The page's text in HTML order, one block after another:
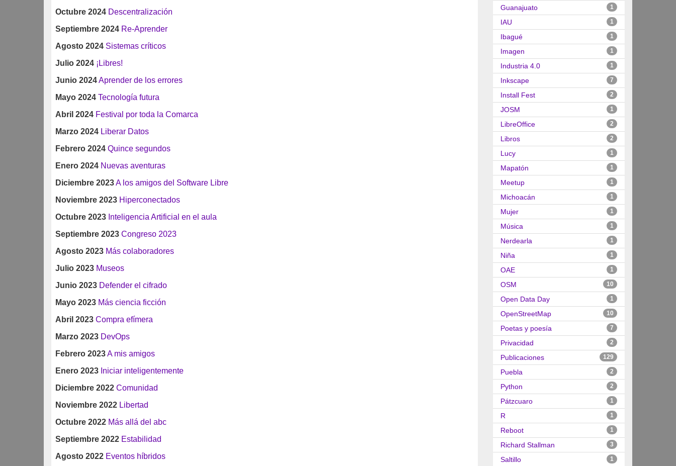
Octubre 2024 Descentralización
Septiembre 2024 Re-Aprender
Agosto 2024 Sistemas críticos
Julio 2024 ¡Libres!
Junio 2024Aprender de los errores
Mayo 2024 Tecnología futura
Abril 2024 Festival por toda la Comarca
Marzo 2024 Liberar Datos
Febrero 2024 Quince segundos
Enero 2024 Nuevas aventuras
Diciembre 2023A los amigos del Software Libre
Noviembre 2023 Hiperconectados
Octubre 2023 Inteligencia Artificial en el aula
Septiembre 2023 Congreso 2023
Agosto 2023 Más colaboradores
Julio 2023 Museos
Junio 2023 Defender el cifrado
Mayo 2023 Más ciencia ficción
Abril 2023 Compra efímera
Marzo 2023 DevOps
Febrero 2023A mis amigos
Enero 2023 Iniciar inteligentemente
Diciembre 2022 Comunidad
Noviembre 2022 Libertad
Octubre 2022 Más allá del abc
Septiembre 2022 Estabilidad
Agosto 2022 Eventos híbridos
Guanajuato 1
IAU 1
Ibagué 1
Imagen 1
Industria 4.0 1
Inkscape 7
Install Fest 2
JOSM 1
LibreOffice 2
Libros 2
Lucy 1
Mapatón 1
Meetup 1
Michoacán 1
Mujer 1
Música 1
Nerdearla 1
Niña 1
OAE 1
OSM 10
Open Data Day 1
OpenStreetMap 10
Poetas y poesía 7
Privacidad 2
Publicaciones 129
Puebla 2
Python 2
Pátzcuaro 1
R 1
Reboot 1
Richard Stallman 3
Saltillo 1